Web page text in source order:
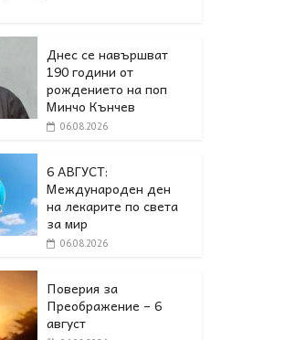
Днес се навършват
190 години от
рождението на поп
Минчо Кънчев
06.08.2026
6 АВГУСТ:
Международен ден
на лекарите по света
за мир
06.08.2026
Поверия за
Преображение – 6
август